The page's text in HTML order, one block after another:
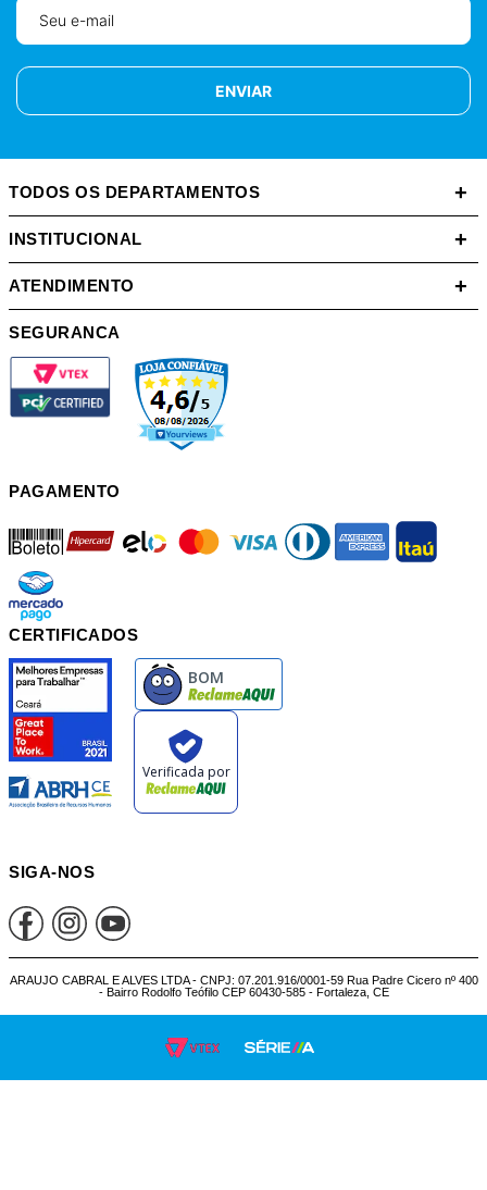
ENVIAR
TODOS OS DEPARTAMENTOS +
INSTITUCIONAL +
ATENDIMENTO +
SEGURANCA
PAGAMENTO
boleto mastercard diners american itau
mercadopago
CERTIFICADOS
SIGA-NOS
ARAUJO CABRAL E ALVES LTDA - CNPJ: 07.201.916/0001-59 Rua Padre Cicero nº 400
- Bairro Rodolfo Teófilo CEP 60430-585 - Fortaleza, CE